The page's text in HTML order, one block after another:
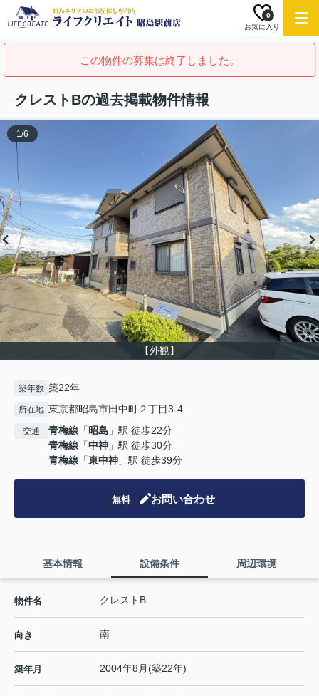
お気に入り
0
この物件の募集は終了しました。
クレストBの過去掲載物件情報
【外観】
1/6
築年数 築22年
所在地 東京都昭島市田中町２丁目3-4
交通 青梅線 「昭島 」駅 徒歩22分
青梅線 「中神 」駅 徒歩30分
青梅線 「東中神 」駅 徒歩39分
無料 お問い合わせ
基本情報 設備条件 周辺環境
物件名 クレストB
向き 南
築年月 2004年8月(築22年)